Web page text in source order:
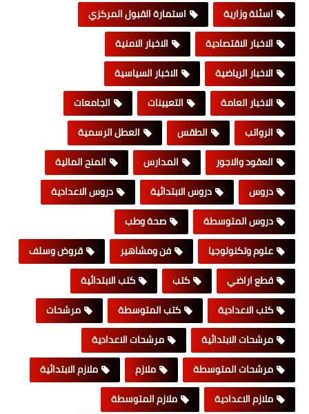
اسئلة وزارية
استمارة القبول المركزي
الاخبار الاقتصادية
الاخبار الامنية
الاخبار الرياضية
الاخبار السياسية
الاخبار العامة
التعيينات
الجامعات
الرواتب
الطقس
العطل الرسمية
العقود والاجور
المدارس
المنح المالية
دروس
دروس الابتدائية
دروس الاعدادية
دروس المتوسطة
صحة وطب
علوم وتكنولوجيا
فن ومشاهير
قروض وسلف
قطع اراضي
كتب
كتب الابتدائية
كتب الاعدادية
كتب المتوسطة
مرشحات
مرشحات الابتدائية
مرشحات الاعدادية
مرشحات المتوسطة
ملازم
ملازم الابتدائية
ملازم الاعدادية
ملازم المتوسطة